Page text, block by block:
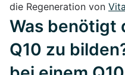
die Regeneration von
Was benötigt
Q10 zu